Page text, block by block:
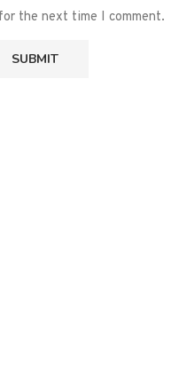
the next time I comment.